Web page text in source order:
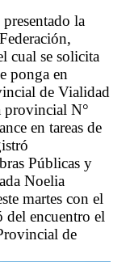
la
cual se solicita
ponga en
de Vialidad
provincial N°
en tareas de
Públicas y
Noelia
martes con el
del encuentro el
de